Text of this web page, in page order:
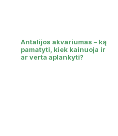
Antalijos akvariumas – ką
pamatyti, kiek kainuoja ir
ar verta aplankyti?